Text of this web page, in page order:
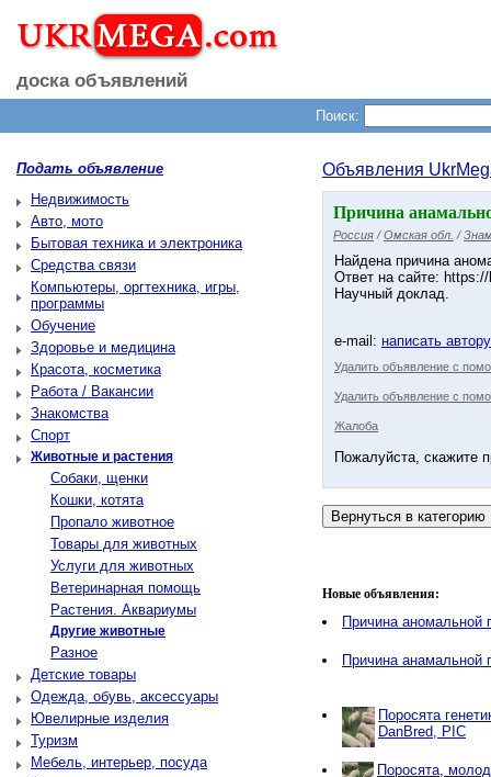
доска объявлений
Поиск:
Подать объявление
Недвижимость
Авто, мото
Бытовая техника и электроника
Средства связи
Компьютеры, оргтехника, игры,
программы
Обучение
Здоровье и медицина
Красота, косметика
Работа / Вакансии
Знакомства
Спорт
Животные и растения
Собаки, щенки
Кошки, котята
Пропало животное
Товары для животных
Услуги для животных
Ветеринарная помощь
Растения. Аквариумы
Другие животные
Разное
Детские товары
Одежда, обувь, аксессуары
Ювелирные изделия
Туризм
Мебель, интерьер, посуда
Объявления
Причина
Россия /Омская обл. /
Найдена причина
Ответ на сайте:
Научный доклад.
e-mail: написать
Удалить объявление с
Удалить объявление с
Жалоба
Пожалуйста, скажите
Новые объявления:
Причина аномальной
Причина анамальной
Поросята
DanBred, PIC
Поросята,